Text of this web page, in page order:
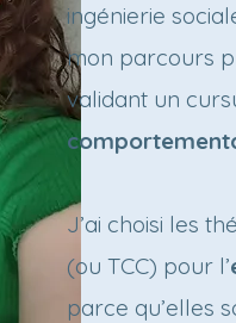
ingénierie
mon parcours
validant un
J’ai choisi les
(ou TCC) pour l’
parce qu’elles